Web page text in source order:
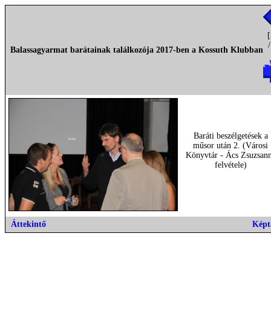
Balassagyarmat barátainak találkozója 2017-ben a Kossuth Klubban
Baráti beszélgetések a
műsor után 2. (Városi
Könyvtár - Ács
felvétele)
Áttekintő